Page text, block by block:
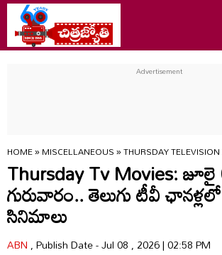
HOME»MISCELLANEOUS»THURSDAY
Thursday Tv Movies:
గురువారం.. తెలుగు టీవీ
సినిమాలు
ABN, Publish Date - Jul 08 , 2026 | 02:58 PM